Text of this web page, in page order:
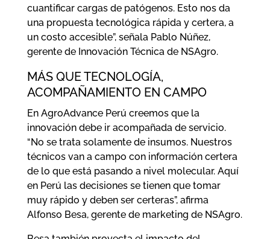
cuantificar cargas de patógenos. Esto nos da
una propuesta tecnológica rápida y certera, a
un costo accesible”, señala Pablo Núñez,
gerente de Innovación Técnica de NSAgro.
MÁS QUE TECNOLOGÍA,
ACOMPAÑAMIENTO EN CAMPO
En AgroAdvance Perú creemos que la
innovación debe ir acompañada de servicio.
“No se trata solamente de insumos. Nuestros
técnicos van a campo con información certera
de lo que está pasando a nivel molecular. Aquí
en Perú las decisiones se tienen que tomar
muy rápido y deben ser certeras”, afirma
Alfonso Besa, gerente de marketing de NSAgro.